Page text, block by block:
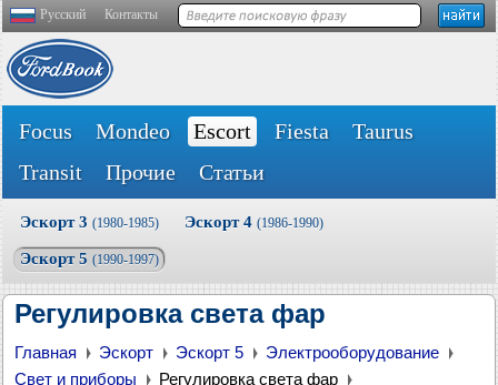
Русский Контакты
Focus Mondeo Escort Fiesta
Taurus
Transit
Прочие Статьи
Эскорт 3 (1980-1985) Эскорт 4 (1986-1990)
Эскорт 5 (1990-1997)
Регулировка света фар
Главная Эскорт Эскорт 5
Электрооборудование
Свет и приборы
Регулировка света фар